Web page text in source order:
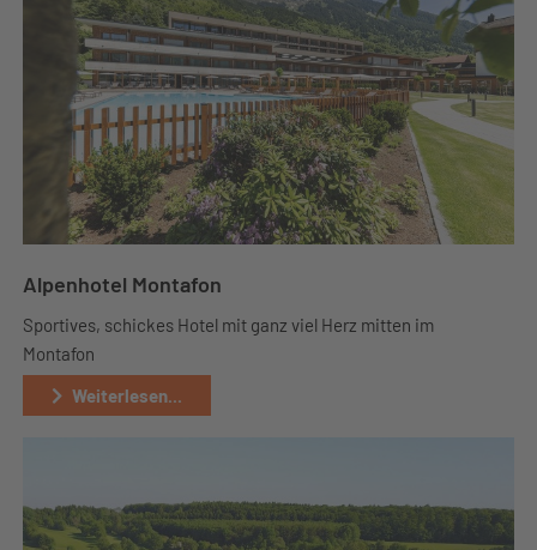
Alpenhotel Montafon
Sportives, schickes Hotel mit ganz viel Herz mitten im
Montafon
Weiterlesen...